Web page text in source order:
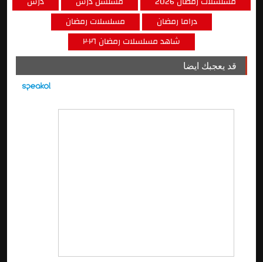
مسلسلات رمضان
دراما رمضان
شاهد مسلسلات رمضان ٢٠٢٦
قد يعجبك ايضا